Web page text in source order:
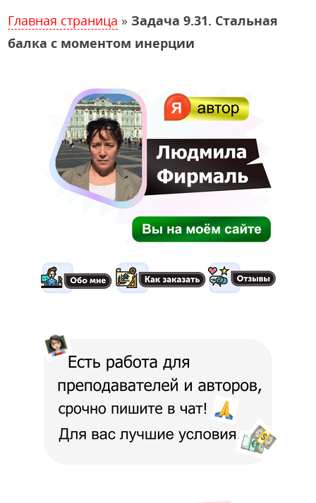
Главная страница » Задача 9.31. Стальная
балка с моментом инерции